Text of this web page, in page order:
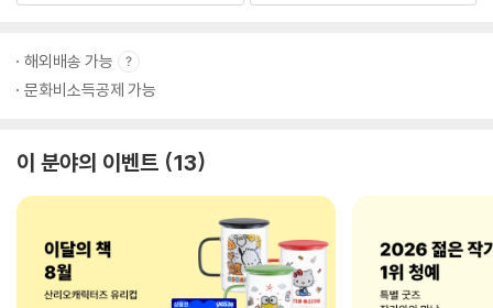
해외배송 가능
문화비소득공제 가능
이 분야의 이벤트 13